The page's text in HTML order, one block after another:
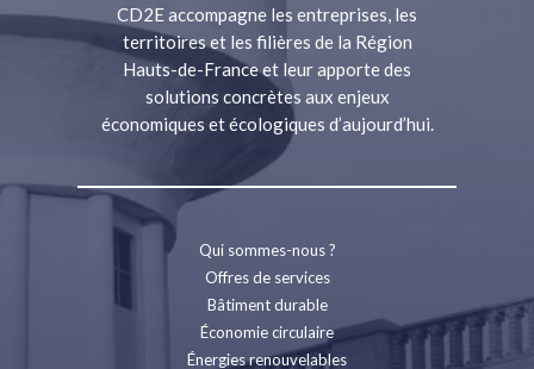
CD2E accompagne les entreprises, les
territoires et les filières de la Région
Hauts-de-France et leur apporte des
solutions concrètes aux enjeux
économiques et écologiques d’aujourd’hui.
Qui sommes-nous ?
Offres de services
Bâtiment durable
Économie circulaire
Énergies renouvelables